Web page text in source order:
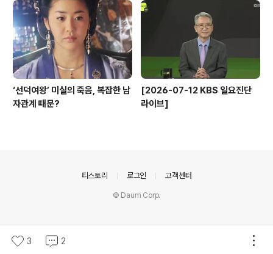
‘선덕여왕’ 미실의 죽음, 복잡한 남
자관계 때문?
[2026-07-12 KBS 일요진단
라이브]
3 2
티스토리 로그인 고객센터
© Daum Corp.